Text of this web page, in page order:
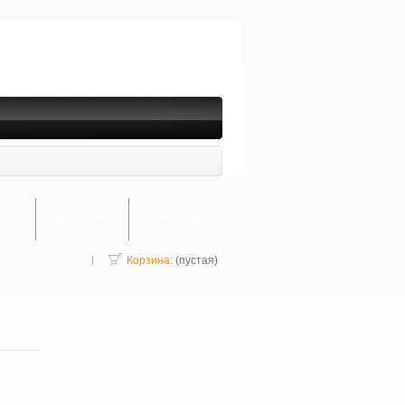
Корзина: (пустая)